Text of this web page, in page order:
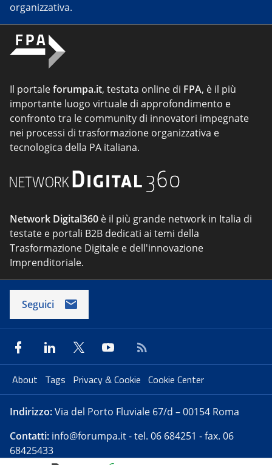
organizzativa.
Il portaleforumpa.it, testata online di FPA, è il più
importante luogo virtuale di approfondimento e
confronto tra le community di innovatori impegnate
nei processi di trasformazione organizzativa e
tecnologica della PA italiana.
Network Digital360 è il più grande network in Italia di
testate e portali B2B dedicati ai temi della
Trasformazione Digitale e dell'innovazione
Imprenditoriale.
Seguici
About Tags Privacy & Cookie Cookie Center
Indirizzo:Via del Porto Fluviale 67/d – 00154 Roma
Contatti: info@forumpa.it- tel. 06 684251 - fax. 06
68425433